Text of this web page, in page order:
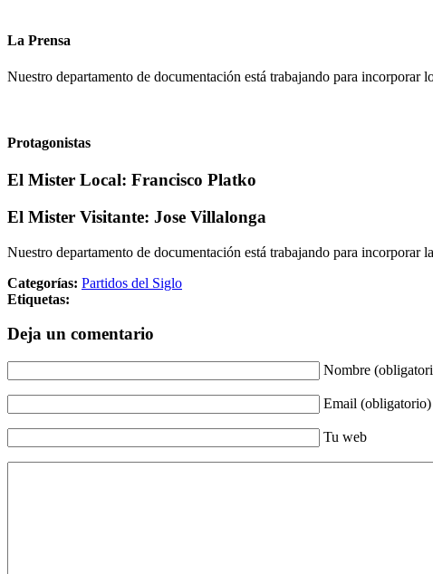
La Prensa
Nuestro departamento de documentación está trabajando para incorporar
Protagonistas
El Mister Local: Francisco Platko
El Mister Visitante: Jose Villalonga
Nuestro departamento de documentación está trabajando para incorporar
Categorías: Partidos del Siglo
Etiquetas:
Deja un comentario
Nombre
Email
Tu web